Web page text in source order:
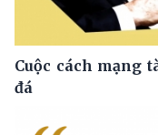
Cuộc cách mạng
đá